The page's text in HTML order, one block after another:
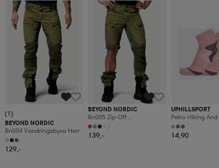
(1)
BEYOND NORDIC
Bn004 Vandringsbyxa Herr
129,-
BEYOND NORDIC
Bn005 Zip-Off
Vandringsbyxa Herr
+2
139,-
UPHILLSPORT
Petro Hiking
Fine 3-Layer
Merino
14,90